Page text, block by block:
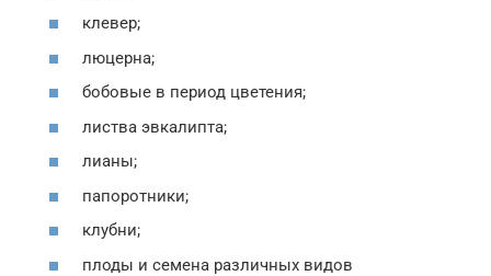
клевер;
люцерна;
бобовые в период цветения;
листва эвкалипта;
лианы;
папоротники;
клубни;
плоды и семена различных видов